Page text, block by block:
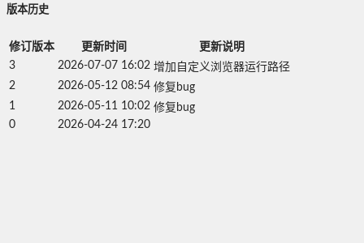
版本历史
修订版本 更新时间
更新说明
3
2026-07-07 16:02 增加自定义浏览器运行路径
2
2026-05-12 08:54 修复bug
1
2026-05-11 10:02 修复bug
0
2026-04-24 17:20